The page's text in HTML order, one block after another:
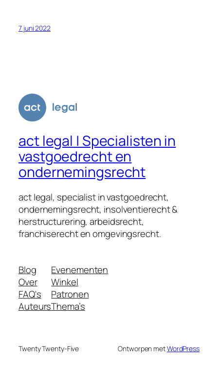
7 juni 2022
act legal | Specialisten in
vastgoedrecht en
ondernemingsrecht
act legal, specialist in vastgoedrecht,
ondernemingsrecht, insolventierecht &
herstructurering, arbeidsrecht,
franchiserecht en omgevingsrecht.
Blog
Over
FAQ's
Auteurs
Evenementen
Winkel
Patronen
Thema’s
Twenty Twenty-Five Ontworpen metWordPress